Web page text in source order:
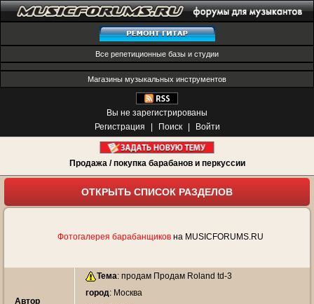
Все репетиционные базы и студии
Магазины музыкальных инструментов
Вы не зарегистрированы
Регистрация
Поиск Войти
Продажа / покупка барабанов и перкуссии
ОТКРЫТЬ СПИСОК РАЗДЕЛОВ
Фотогалерея барабанщиков на MUSICFORUMS.RU
Автор
Тема: продам Продам Roland td-3
город: Москва